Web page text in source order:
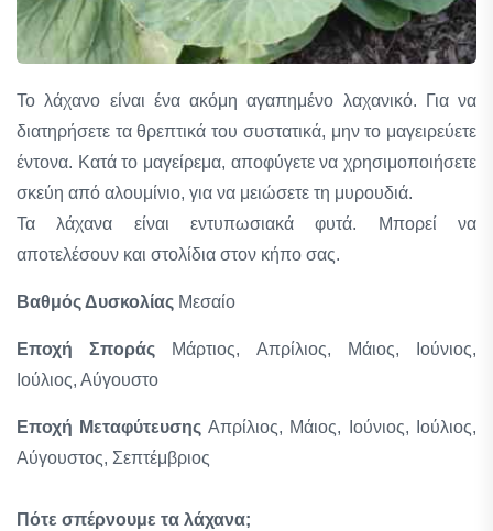
Το λάχανο είναι ένα ακόμη αγαπημένο λαχανικό. Για να
διατηρήσετε τα θρεπτικά του συστατικά, μην το μαγειρεύετε
έντονα. Κατά το μαγείρεμα, αποφύγετε να χρησιμοποιήσετε
σκεύη από αλουμίνιο, για να μειώσετε τη μυρουδιά.
Τα λάχανα είναι εντυπωσιακά φυτά. Μπορεί να
αποτελέσουν και στολίδια στον κήπο σας.
Βαθμός Δυσκολίας Μεσαίο
Εποχή Σποράς Μάρτιος, Απρίλιος, Μάιος, Ιούνιος,
Ιούλιος, Αύγουστο
Εποχή Μεταφύτευσης Απρίλιος, Μάιος, Ιούνιος, Ιούλιος,
Αύγουστος, Σεπτέμβριος
Πότε σπέρνουμε τα λάχανα;